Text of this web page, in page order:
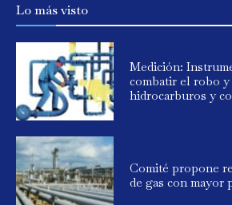
Lo más visto
Medición:
combatir el robo
hidrocarburos y
Comité propone
de gas con mayor